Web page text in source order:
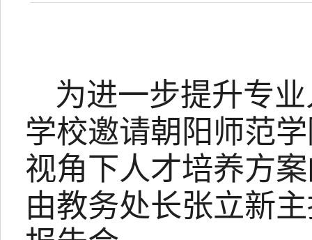
为进一步提升专
学校邀请朝阳师范
视角下人才培养方
由教务处长张立新